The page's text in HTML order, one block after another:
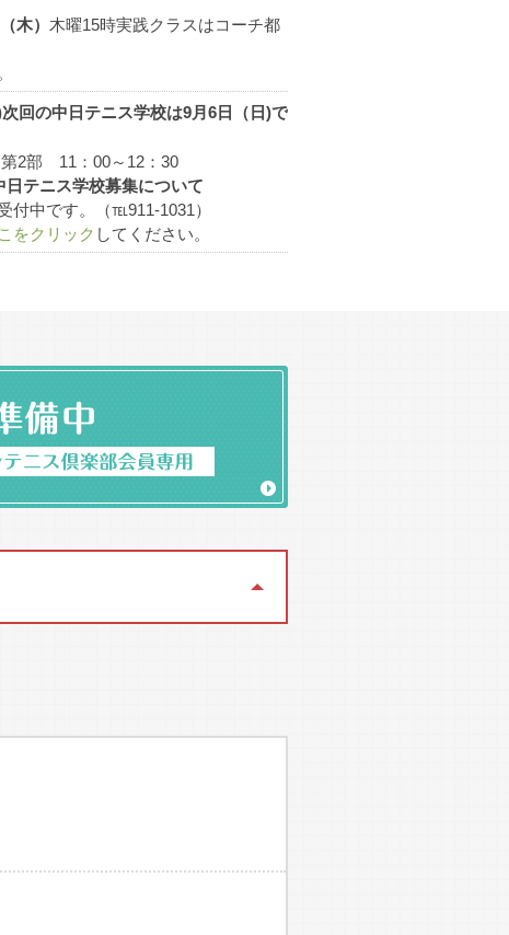
木） 木曜15時実践クラスはコーチ都
回の中日テニス学校は9月6日（日)で
2部 11：00～12：30
日テニス学校募集について
中です。（℡911-1031）
をクリック してください。
た。
伝統を保ち、次なる100年の
部の始まりです。
ト1面 会員11名
会員57名
手